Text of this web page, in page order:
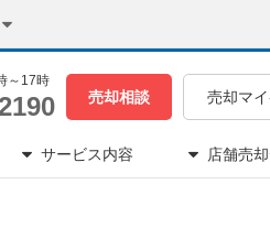
～17時
売却相談 売却マ
サービス内容 店舗売